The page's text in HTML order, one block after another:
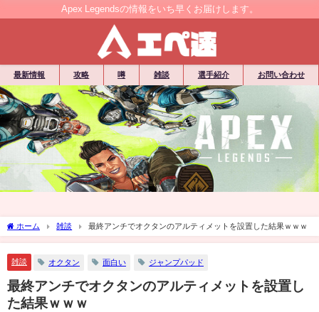
Apex Legendsの情報をいち早くお届けします。
最新情報 攻略 噂 雑談 選手紹介 お問い合わせ
ホーム 雑談 最終アンチでオクタンのアルティメットを設置した結果ｗｗｗ
雑談 オクタン 面白い ジャンプパッド
最終アンチでオクタンのアルティメットを設置し
た結果ｗｗｗ